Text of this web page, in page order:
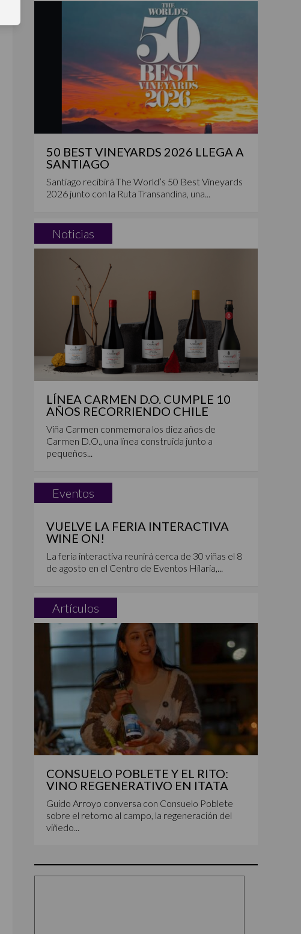
50 BEST VINEYARDS 2026 LLEGA A
SANTIAGO
Santiago recibirá The World’s 50 Best Vineyards
2026 junto con la Ruta Transandina, una...
Noticias
LÍNEA CARMEN D.O. CUMPLE 10
AÑOS RECORRIENDO CHILE
Viña Carmen conmemora los diez años de
Carmen D.O., una línea construida junto a
pequeños...
Eventos
VUELVE LA FERIA INTERACTIVA
WINE ON!
La feria interactiva reunirá cerca de 30 viñas el 8
de agosto en el Centro de Eventos Hilaria,...
Artículos
CONSUELO POBLETE Y EL RITO:
VINO REGENERATIVO EN ITATA
Guido Arroyo conversa con Consuelo Poblete
sobre el retorno al campo, la regeneración del
viñedo...